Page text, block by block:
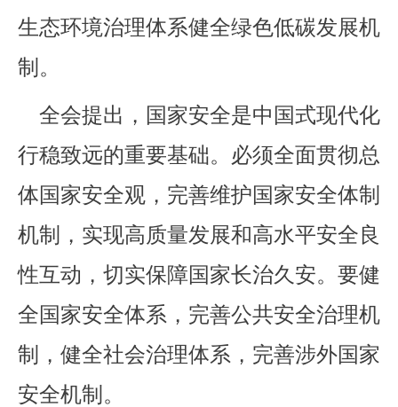
生态环境治理体系健全绿色低碳发展机
制。
全会提出，国家安全是中国式现代化
行稳致远的重要基础。必须全面贯彻总
体国家安全观，完善维护国家安全体制
机制，实现高质量发展和高水平安全良
性互动，切实保障国家长治久安。要健
全国家安全体系，完善公共安全治理机
制，健全社会治理体系，完善涉外国家
安全机制。